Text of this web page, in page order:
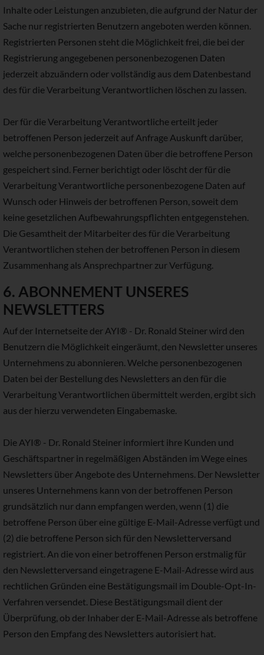
Inhalte oder Leistungen anzubieten, die aufgrund der Natur der
Sache nur registrierten Benutzern angeboten werden können.
Registrierten Personen steht die Möglichkeit frei, die bei der
Registrierung angegebenen personenbezogenen Daten
jederzeit abzuändern oder vollständig aus dem Datenbestand
des für die Verarbeitung Verantwortlichen löschen zu lassen.
Der für die Verarbeitung Verantwortliche erteilt jeder
betroffenen Person jederzeit auf Anfrage Auskunft darüber,
welche personenbezogenen Daten über die betroffene Person
gespeichert sind. Ferner berichtigt oder löscht der für die
Verarbeitung Verantwortliche personenbezogene Daten auf
Wunsch oder Hinweis der betroffenen Person, soweit dem
keine gesetzlichen Aufbewahrungspflichten entgegenstehen.
Die Gesamtheit der Mitarbeiter des für die Verarbeitung
Verantwortlichen stehen der betroffenen Person in diesem
Zusammenhang als Ansprechpartner zur Verfügung.
6. ABONNEMENT UNSERES
NEWSLETTERS
Auf der Internetseite der AYI® - Dr. Ronald Steiner wird den
Benutzern die Möglichkeit eingeräumt, den Newsletter unseres
Unternehmens zu abonnieren. Welche personenbezogenen
Daten bei der Bestellung des Newsletters an den für die
Verarbeitung Verantwortlichen übermittelt werden, ergibt sich
aus der hierzu verwendeten Eingabemaske.
Die AYI® - Dr. Ronald Steiner informiert ihre Kunden und
Geschäftspartner in regelmäßigen Abständen im Wege eines
Newsletters über Angebote des Unternehmens. Der Newsletter
unseres Unternehmens kann von der betroffenen Person
grundsätzlich nur dann empfangen werden, wenn (1) die
betroffene Person über eine gültige E-Mail-Adresse verfügt und
(2) die betroffene Person sich für den Newsletterversand
registriert. An die von einer betroffenen Person erstmalig für
den Newsletterversand eingetragene E-Mail-Adresse wird aus
rechtlichen Gründen eine Bestätigungsmail im Double-Opt-In-
Verfahren versendet. Diese Bestätigungsmail dient der
Überprüfung, ob der Inhaber der E-Mail-Adresse als betroffene
Person den Empfang des Newsletters autorisiert hat.